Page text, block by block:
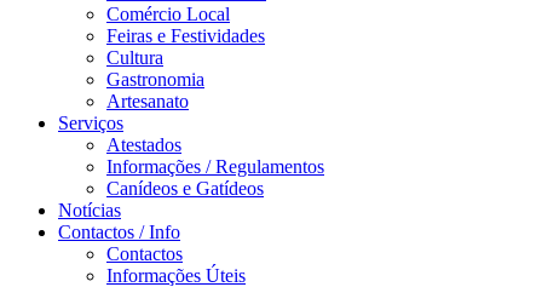
Comércio Local
Feiras e Festividades
Cultura
Gastronomia
Artesanato
Serviços
Atestados
Informações / Regulamentos
Canídeos e Gatídeos
Notícias
Contactos / Info
Contactos
Informações Úteis